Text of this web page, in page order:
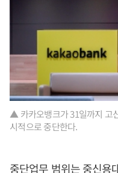
▲ 카카오뱅크가 31일까지 고
시적으로 중단한다.
중단업무 범위는 중신용